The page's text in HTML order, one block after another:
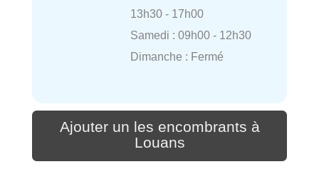
13h30 - 17h00
Samedi : 09h00 - 12h30
Dimanche : Fermé
Ajouter un les encombrants à
Louans